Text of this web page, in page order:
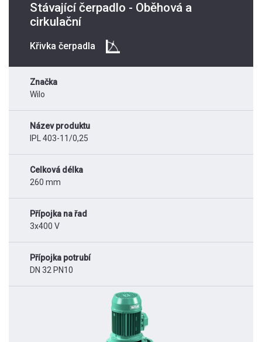
Stávající čerpadlo - Oběhová a
cirkulační
Křivka čerpadla
Značka
Wilo
Název produktu
IPL 403-11/0,25
Celková délka
260 mm
Přípojka na řad
3x400 V
Přípojka potrubí
DN 32 PN10